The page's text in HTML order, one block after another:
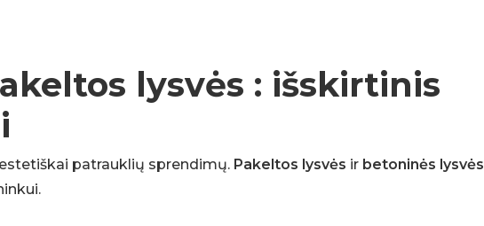
lysvės : išskirtinis
patrauklių sprendimų. Pakeltos lysvės ir betoninės lysvės